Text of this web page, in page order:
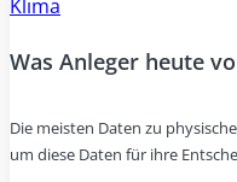
Klima
Was Anleger heute
Die meisten Daten zu
um diese Daten für ihre